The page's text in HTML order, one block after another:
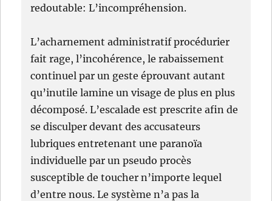
redoutable: L’incompréhension.
L’acharnement administratif procédurier
fait rage, l’incohérence, le rabaissement
continuel par un geste éprouvant autant
qu’inutile lamine un visage de plus en plus
décomposé. L’escalade est prescrite afin de
se disculper devant des accusateurs
lubriques entretenant une paranoïa
individuelle par un pseudo procès
susceptible de toucher n’importe lequel
d’entre nous. Le système n’a pas la